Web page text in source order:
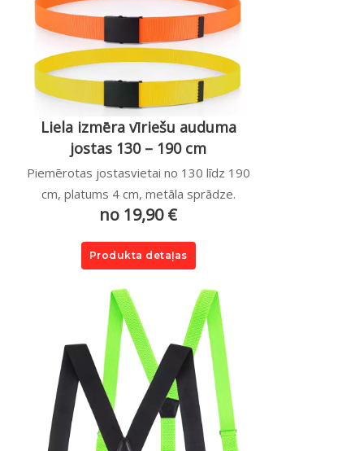
Liela izmēra vīriešu auduma
jostas 130 – 190 cm
Piemērotas jostasvietai no 130 līdz 190
cm, platums 4 cm, metāla sprādze.
no 19,90 €
Produkta detaļas